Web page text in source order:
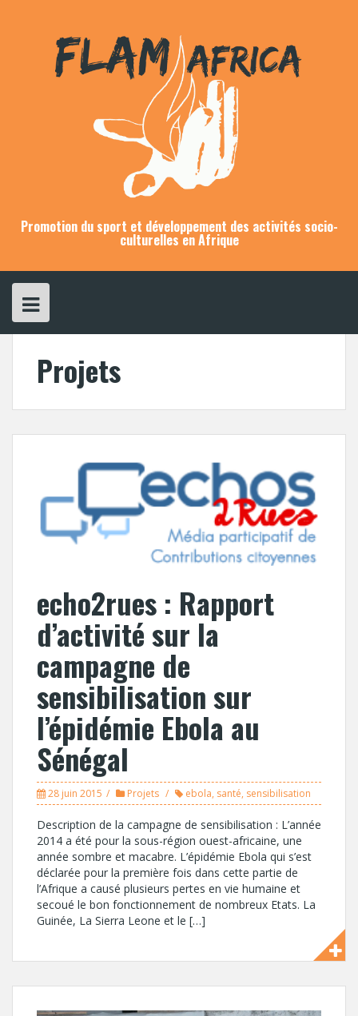
Promotion du sport et développement des activités socio-
culturelles en Afrique
Projets
echo2rues : Rapport
d’activité sur la
campagne de
sensibilisation sur
l’épidémie Ebola au
Sénégal
28 juin 2015 Projets ebola, santé, sensibilisation
Description de la campagne de sensibilisation : L’année
2014 a été pour la sous-région ouest-africaine, une
année sombre et macabre. L’épidémie Ebola qui s’est
déclarée pour la première fois dans cette partie de
l’Afrique a causé plusieurs pertes en vie humaine et
secoué le bon fonctionnement de nombreux Etats. La
Guinée, La Sierra Leone et le […]